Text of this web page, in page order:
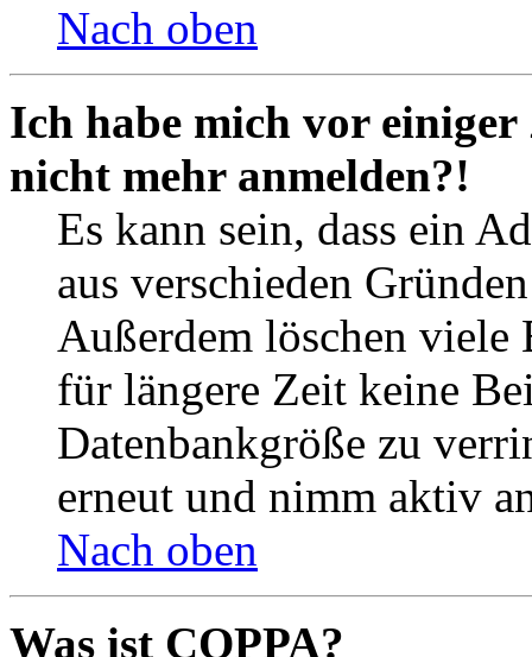
Nach oben
Ich habe mich vor
nicht mehr anmelden?!
Es kann sein, dass ein
aus verschieden
Außerdem löschen viele
für längere Zeit keine
Datenbankgröße zu
erneut und nimm aktiv
Nach oben
Was ist COPPA?